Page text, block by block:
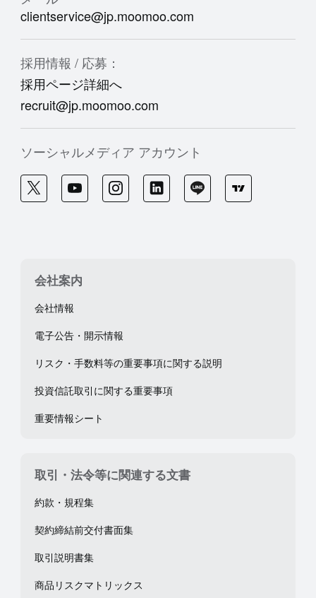
clientservice@jp.moomoo.com
採用情報 / 応募：
採用ページ詳細へ
recruit@jp.moomoo.com
ソーシャルメディア アカウント
会社案内
会社情報
電子公告・開示情報
リスク・手数料等の重要事項に関する説明
投資信託取引に関する重要事項
重要情報シート
取引・法令等に関連する文書
約款・規程集
契約締結前交付書面集
取引説明書集
商品リスクマトリックス